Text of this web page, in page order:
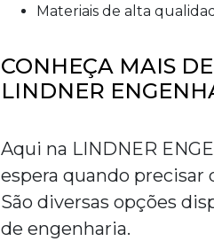
materiais de alta
CONHEÇA MAIS
LINDNER
Aqui na LINDNER
espera quando precisar
São diversas opções
de engenharia.